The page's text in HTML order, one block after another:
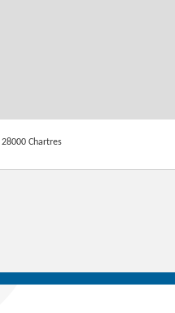
28000 Chartres